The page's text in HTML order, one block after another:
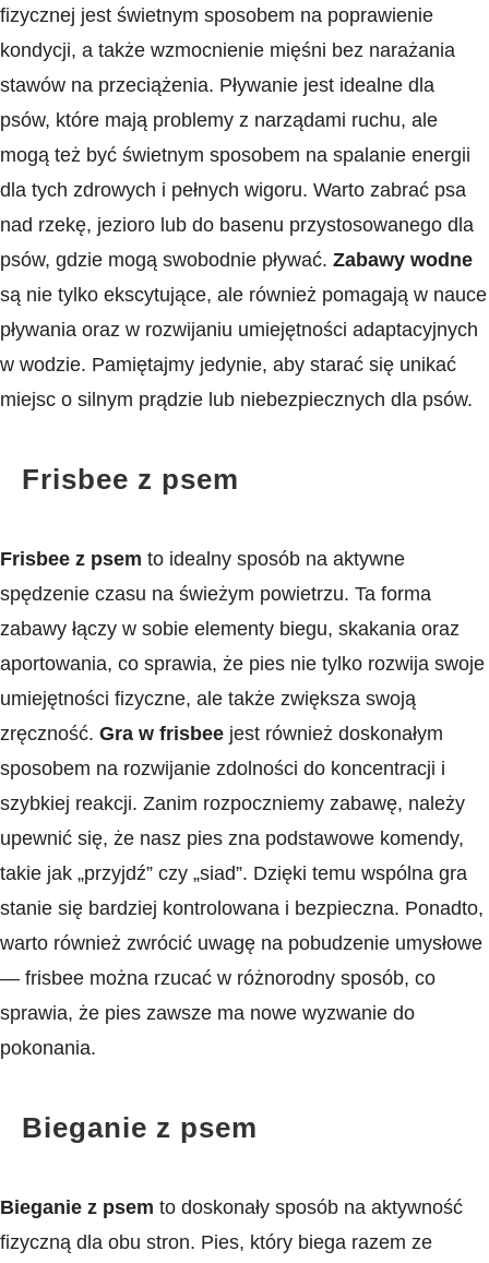
fizycznej jest świetnym sposobem‌ na poprawienie
kondycji, ⁤a także wzmocnienie mięśni bez ‍narażania
stawów na przeciążenia.⁣ Pływanie jest idealne dla
psów, które mają problemy z narządami​ ruchu, ale
mogą też być świetnym sposobem na spalanie energii
dla tych zdrowych i pełnych wigoru. Warto zabrać psa
nad ⁢rzekę, ‌jezioro lub do basenu przystosowanego dla
⁢psów, gdzie mogą swobodnie ‍pływać. Zabawy wodne
są nie tylko ekscytujące, ale również⁢ pomagają w nauce⁤
pływania oraz w rozwijaniu umiejętności adaptacyjnych
w wodzie. Pamiętajmy jedynie, aby ⁣starać się unikać
miejsc o silnym prądzie lub niebezpiecznych dla psów.
Frisbee z psem
Frisbee z psem to‍ idealny⁣ sposób na aktywne⁣
spędzenie‌ czasu na⁣ świeżym powietrzu. Ta forma
zabawy łączy w‍ sobie⁢ elementy biegu, skakania oraz
aportowania, co sprawia, że pies nie tylko rozwija swoje
umiejętności ‍fizyczne, ale także zwiększa⁣ swoją
‌zręczność. Gra w frisbee jest⁣ również doskonałym
sposobem na rozwijanie zdolności do koncentracji i
szybkiej reakcji. Zanim rozpoczniemy zabawę, należy
upewnić się, że nasz pies‍ zna podstawowe ⁢komendy,
takie jak „przyjdź” czy „siad”. Dzięki temu wspólna gra
stanie się bardziej⁤ kontrolowana⁣ i bezpieczna. Ponadto,
warto również zwrócić uwagę‌ na pobudzenie‌ umysłowe
— frisbee ⁣można rzucać w różnorodny ‍sposób, co
sprawia, że pies zawsze ma nowe‌ wyzwanie do
pokonania.
Bieganie z psem
Bieganie ⁣z psem to doskonały sposób ‍na aktywność
fizyczną dla obu stron. Pies, który biega razem ze